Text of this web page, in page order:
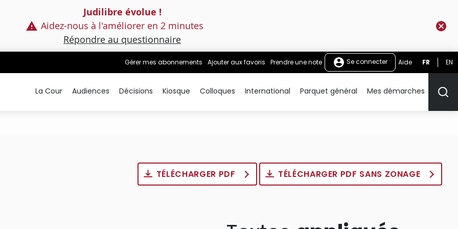
Judilibre évolue !
Aidez-nous à l'améliorer en 2 minutes
Répondre au questionnaire
Gérer mes abonnements Ajouter aux favoris Prendre une note Se connecter Aide FR EN
La Cour Audiences Décisions Kiosque Colloques International Parquet général Mes démarches
TÉLÉCHARGER PDF TÉLÉCHARGER PDF SANS ZONAGE